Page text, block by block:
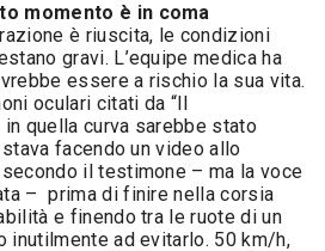
momento è in coma
è riuscita, le condizioni
gravi. L’equipe medica ha
essere a rischio la sua vita.
oculari citati da “Il
in quella curva sarebbe stato
facendo un video allo
il testimone – ma la voce
– prima di finire nella corsia
e finendo tra le ruote di un
inutilmente ad evitarlo. 50 km/h,